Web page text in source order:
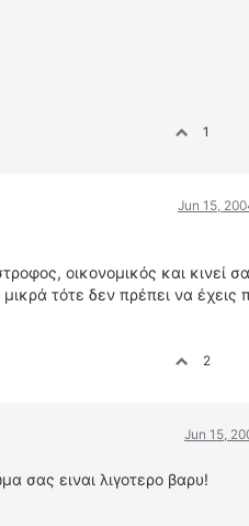
1
Jun 15,
οικονομικός και κινεί
τότε δεν πρέπει να έχεις
2
Jun 15,
σας ειναι λιγοτερο βαρυ!